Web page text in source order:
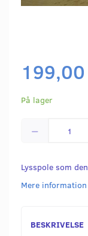
199,00
På lager
Lysspole som
Mere information
BESKRIVELSE